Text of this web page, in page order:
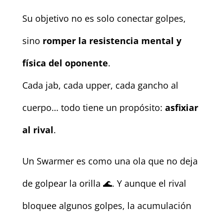
Su objetivo no es solo conectar golpes,
sino romper la resistencia mental y
física del oponente.
Cada jab, cada upper, cada gancho al
cuerpo… todo tiene un propósito: asfixiar
al rival.
Un Swarmer es como una ola que no deja
de golpear la orilla 🌊. Y aunque el rival
bloquee algunos golpes, la acumulación